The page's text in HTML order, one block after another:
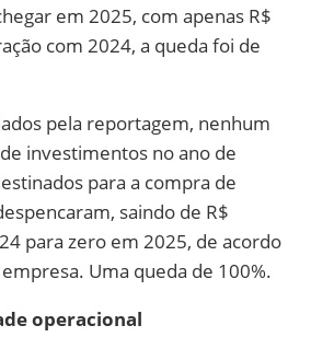
em 2025, com apenas R$
com 2024, a queda foi de
pela reportagem, nenhum
investimentos no ano de
para a compra de
saindo de R$
para zero em 2025, de acordo
Uma queda de 100%.
operacional